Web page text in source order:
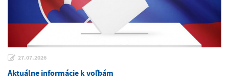
27.07.2026
Aktuálne informácie k voľbám